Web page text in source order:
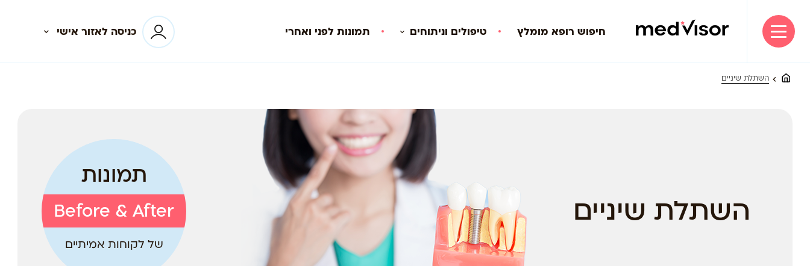
חיפוש רופא מומלץ טיפולים וניתוחים תמונות לפני ואחרי כניסה לאזור אישי
השתלת שיניים
השתלת שיניים
תמונות
Before & After
של לקוחות אמיתיים